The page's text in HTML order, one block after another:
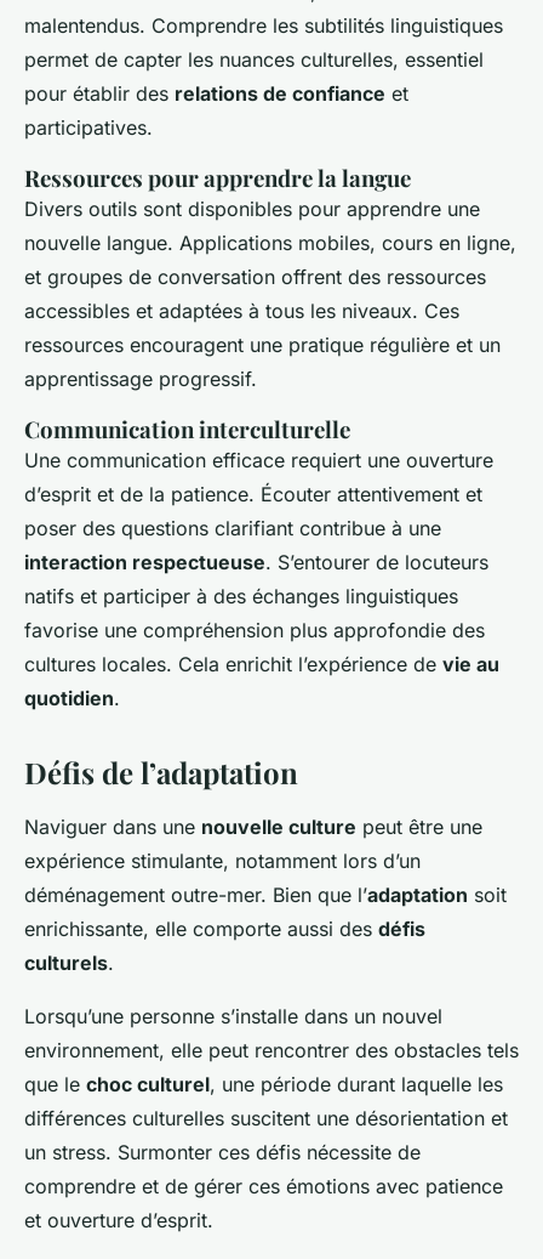
malentendus. Comprendre les subtilités linguistiques
permet de capter les nuances culturelles, essentiel
pour établir des relations de confiance et
participatives.
Ressources pour apprendre la langue
Divers outils sont disponibles pour apprendre une
nouvelle langue. Applications mobiles, cours en ligne,
et groupes de conversation offrent des ressources
accessibles et adaptées à tous les niveaux. Ces
ressources encouragent une pratique régulière et un
apprentissage progressif.
Communication interculturelle
Une communication efficace requiert une ouverture
d’esprit et de la patience. Écouter attentivement et
poser des questions clarifiant contribue à une
interaction respectueuse. S’entourer de locuteurs
natifs et participer à des échanges linguistiques
favorise une compréhension plus approfondie des
cultures locales. Cela enrichit l’expérience de vie au
quotidien.
Défis de l’adaptation
Naviguer dans une nouvelle culture peut être une
expérience stimulante, notamment lors d’un
déménagement outre-mer. Bien que l’adaptation soit
enrichissante, elle comporte aussi des défis
culturels.
Lorsqu’une personne s’installe dans un nouvel
environnement, elle peut rencontrer des obstacles tels
que le choc culturel, une période durant laquelle les
différences culturelles suscitent une désorientation et
un stress. Surmonter ces défis nécessite de
comprendre et de gérer ces émotions avec patience
et ouverture d’esprit.